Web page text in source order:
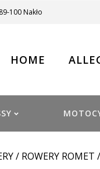
100 Nakło
HOME
/ ROWERY ROMET /